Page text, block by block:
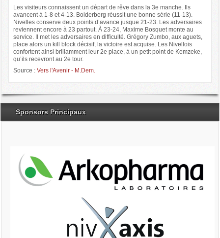
Les visiteurs connaissent un départ de rêve dans la 3e manche. Ils
avancent à 1-8 et 4-13. Bolderberg réussit une bonne série (11-13).
Nivelles conserve deux points d’avance jusque 21-23. Les adversaires
reviennent encore à 23 partout. À 23-24, Maxime Bosquet monte au
service. Il met les adversaires en difficulté. Grégory Zumbo, aux aguets,
place alors un kill block décisif, la victoire est acquise. Les Nivellois
confortent ainsi brillamment leur 2e place, à un petit point de Kemzeke,
qu’ils recevront au 2e tour.
Source : Vers l'Avenir - M.Dem.
Sponsors Principaux